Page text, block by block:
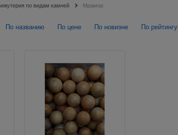
по видам камней Мрамор
По названию По цене По новизне По рейтингу